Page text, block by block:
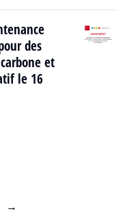
des
et
le 16
→